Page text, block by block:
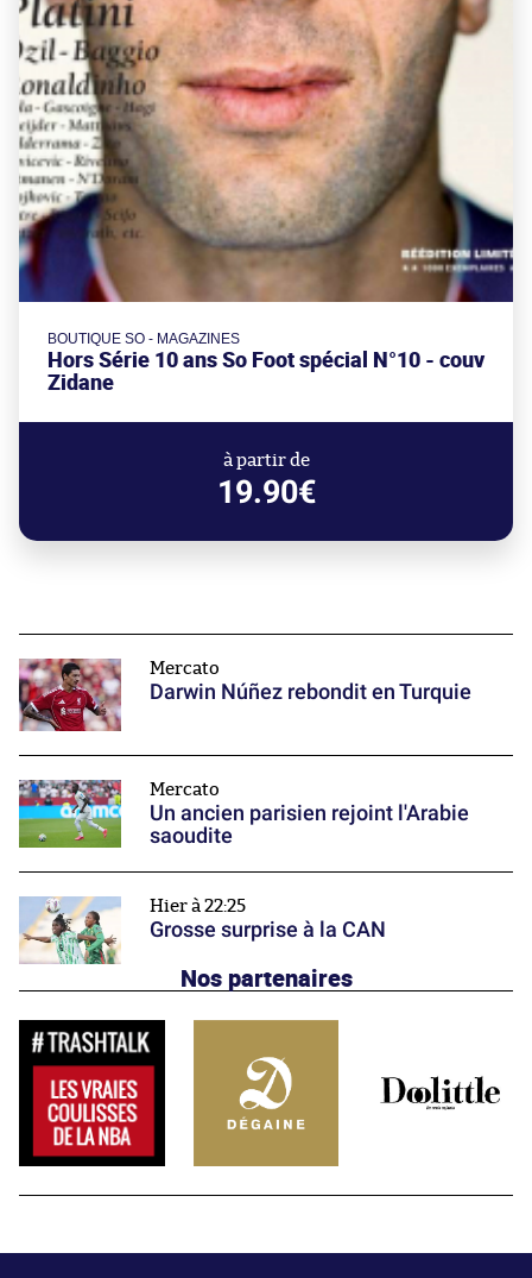
BOUTIQUE SO - MAGAZINES
Hors Série 10 ans So Foot spécial N°10 - couv
Zidane
à partir de
19.90€
Mercato
Darwin Núñez rebondit en Turquie
Mercato
Un ancien parisien rejoint l'Arabie
saoudite
Hier à 22:25
Grosse surprise à la CAN
Nos partenaires